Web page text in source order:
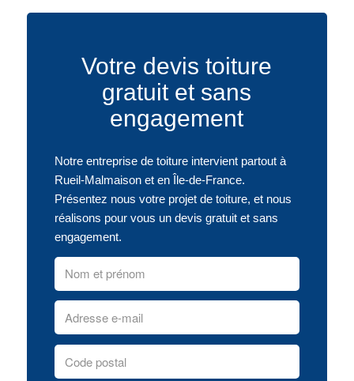
Votre devis toiture
gratuit et sans
engagement
Notre entreprise de toiture intervient partout à
Rueil-Malmaison et en Île-de-France.
Présentez nous votre projet de toiture, et nous
réalisons pour vous un devis gratuit et sans
engagement.